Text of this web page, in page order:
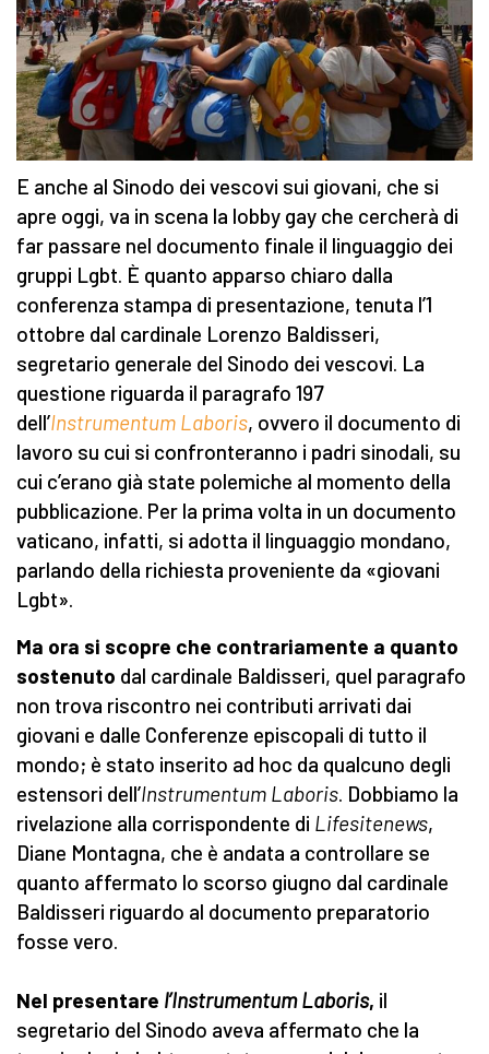
E anche al Sinodo dei vescovi sui giovani, che si
apre oggi, va in scena la lobby gay che cercherà di
far passare nel documento finale il linguaggio dei
gruppi Lgbt. È quanto apparso chiaro dalla
conferenza stampa di presentazione, tenuta l’1
ottobre dal cardinale Lorenzo Baldisseri,
segretario generale del Sinodo dei vescovi. La
questione riguarda il paragrafo 197
dell’Instrumentum Laboris, ovvero il documento di
lavoro su cui si confronteranno i padri sinodali, su
cui c’erano già state polemiche al momento della
pubblicazione. Per la prima volta in un documento
vaticano, infatti, si adotta il linguaggio mondano,
parlando della richiesta proveniente da «giovani
Lgbt».
Ma ora si scopre che contrariamente a quanto
sostenuto dal cardinale Baldisseri, quel paragrafo
non trova riscontro nei contributi arrivati dai
giovani e dalle Conferenze episcopali di tutto il
mondo; è stato inserito ad hoc da qualcuno degli
estensori dell’Instrumentum Laboris. Dobbiamo la
rivelazione alla corrispondente di Lifesitenews,
Diane Montagna, che è andata a controllare se
quanto affermato lo scorso giugno dal cardinale
Baldisseri riguardo al documento preparatorio
fosse vero.
Nel presentare l’Instrumentum Laboris, il
segretario del Sinodo aveva affermato che la